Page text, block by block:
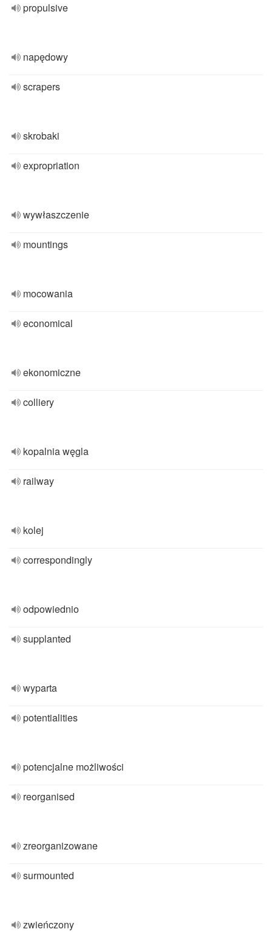
propulsive
napędowy
scrapers
skrobaki
expropriation
wywłaszczenie
mountings
mocowania
economical
ekonomiczne
colliery
kopalnia węgla
railway
kolej
correspondingly
odpowiednio
supplanted
wyparta
potentialities
potencjalne możliwości
reorganised
zreorganizowane
surmounted
zwieńczony